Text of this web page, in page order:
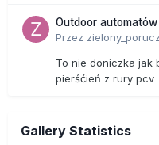
Outdoor
Przez
To nie doniczka jak
pierśćień z rury pcv
Gallery Statistics